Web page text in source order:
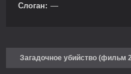
Слоган: —
Загадочное убийство (фильм